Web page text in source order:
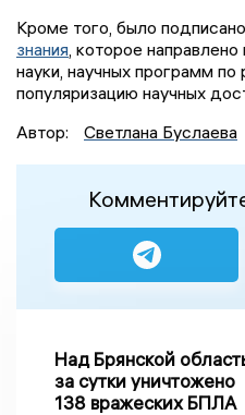
Кроме того, было подписано
знания , которое
науки, научных программ
популяризацию научных
Автор:
Светлана Буслаева
Над Брянской
за сутки уничтожено
138 вражеских БПЛА